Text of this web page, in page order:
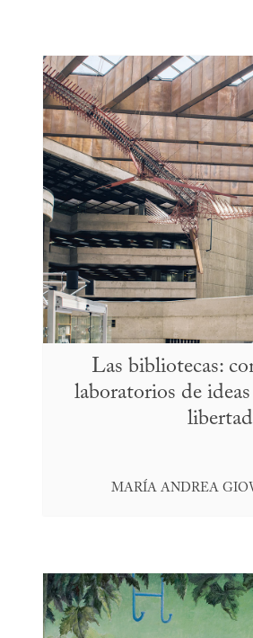
Las bibliotecas:
laboratorios de
libertad
MARÍA ANDREA